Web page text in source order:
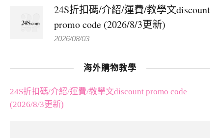
24S折扣碼/介紹/運費/教學文discount
promo code (2026/8/3更新)
2026/08/03
海外購物教學
24S折扣碼/介紹/運費/教學文discount promo code
(2026/8/3更新)